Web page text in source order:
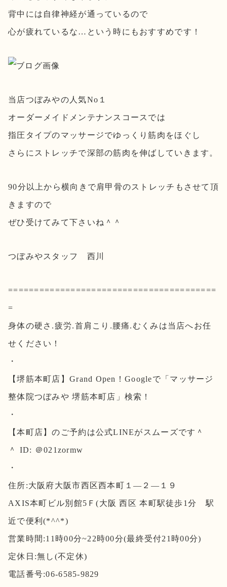
背中には自律神経が通っているので
心が疲れているな…という時にもおすすめです！
当店つぼみやの人気No１
オーダーメイドメンテナンスコースでは
指圧タイプのマッサージでゆっくり筋肉をほぐし
さらにストレッチで深部の筋肉を伸ばしていきます。
90分以上から横向きで肩甲骨のストレッチもさせて頂
きますので
ぜひ受けてみて下さいね＾＾
つぼみやスタッフ 西川
========================================
=
身体の硬さ.疲労.首肩こり.腰痛.むくみは当店へお任
せください！
・
【堺筋本町店】Grand Open！Googleで「マッサージ
整体院つぼみや 堺筋本町店」検索！
・
【本町店】のご予約は公式LINEがスムーズです＾
＾ ID: ＠021zormw
・
住所:大阪府大阪市西区西本町１―２―１９
AXIS本町ビル別館5Ｆ(大阪 西区 本町駅徒歩1分 駅
近で便利(*^^*)
営業時間:11時00分~22時00分(最終受付21時00分)
定休日:無し(不定休)
電話番号:06-6585-9829